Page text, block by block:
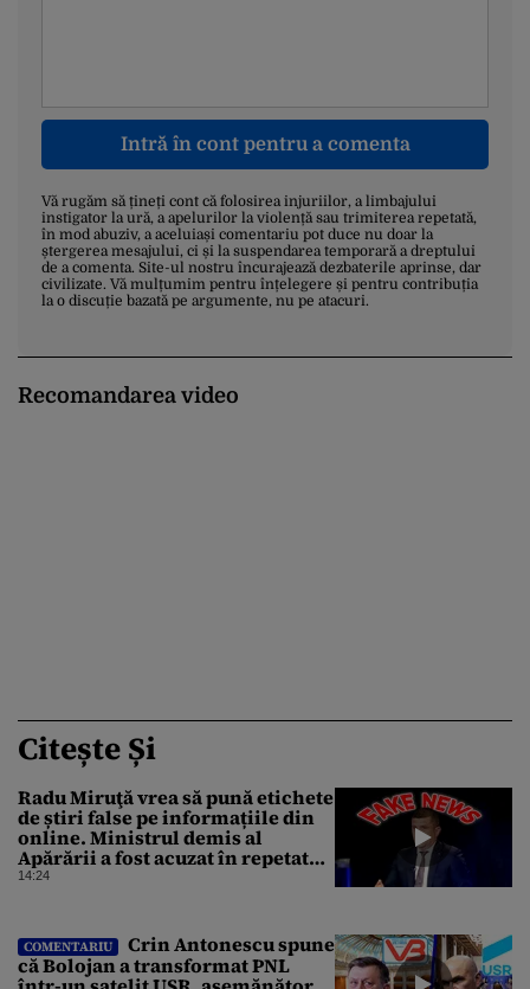
Intră în cont pentru a comenta
Vă rugăm să țineți cont că folosirea injuriilor, a limbajului
instigator la ură, a apelurilor la violență sau trimiterea repetată,
în mod abuziv, a aceluiași comentariu pot duce nu doar la
ștergerea mesajului, ci și la suspendarea temporară a dreptului
de a comenta. Site-ul nostru încurajează dezbaterile aprinse, dar
civilizate. Vă mulțumim pentru înțelegere și pentru contribuția
la o discuție bazată pe argumente, nu pe atacuri.
Recomandarea video
Citește Și
Radu Miruţă vrea să pună etichete
de știri false pe informațiile din
online. Ministrul demis al
Apărării a fost acuzat în repetate
rânduri că răspândeşte el însuși
14:24
COMENTARIU
Crin Antonescu spune
că Bolojan a transformat PNL